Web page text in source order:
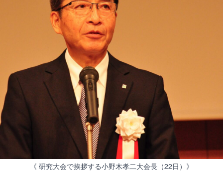
《 研究大会で挨拶する小野木孝二大会長（22日）》